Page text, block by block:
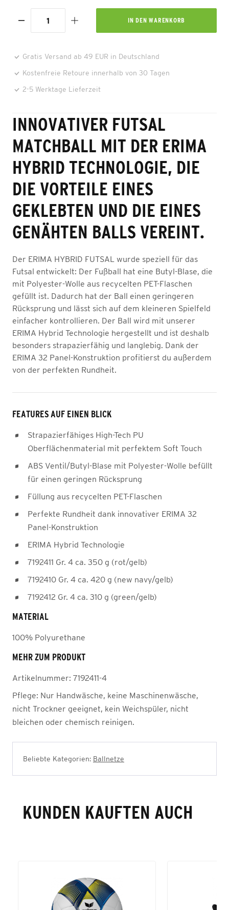
IN DEN WARENKORB
Gratis Versand ab 49 EUR in Deutschland
Kostenfreie Retoure innerhalb von 30 Tagen
2-5 Werktage Lieferzeit
INNOVATIVER FUTSAL
MATCHBALL MIT DER ERIMA
HYBRID TECHNOLOGIE, DIE
DIE VORTEILE EINES
GEKLEBTEN UND DIE EINES
GENÄHTEN BALLS VEREINT.
Der ERIMA HYBRID FUTSAL wurde speziell für das
Futsal entwickelt: Der Fußball hat eine Butyl-Blase, die
mit Polyester-Wolle aus recycelten PET-Flaschen
gefüllt ist. Dadurch hat der Ball einen geringeren
Rücksprung und lässt sich auf dem kleineren Spielfeld
einfacher kontrollieren. Der Ball wird mit unserer
ERIMA Hybrid Technologie hergestellt und ist deshalb
besonders strapazierfähig und langlebig. Dank der
ERIMA 32 Panel-Konstruktion profitierst du außerdem
von der perfekten Rundheit.
FEATURES AUF EINEN BLICK
Strapazierfähiges High-Tech PU
Oberflächenmaterial mit perfektem Soft Touch
ABS Ventil/Butyl-Blase mit Polyester-Wolle befüllt
für einen geringen Rücksprung
Füllung aus recycelten PET-Flaschen
Perfekte Rundheit dank innovativer ERIMA 32
Panel-Konstruktion
ERIMA Hybrid Technologie
7192411 Gr. 4 ca. 350 g (rot/gelb)
7192410 Gr. 4 ca. 420 g (new navy/gelb)
7192412 Gr. 4 ca. 310 g (green/gelb)
MATERIAL
100% Polyurethane
MEHR ZUM PRODUKT
Artikelnummer: 7192411-4
Pflege: Nur Handwäsche, keine Maschinenwäsche,
nicht Trockner geeignet, kein Weichspüler, nicht
bleichen oder chemisch reinigen.
Beliebte Kategorien: Ballnetze
KUNDEN KAUFTEN AUCH